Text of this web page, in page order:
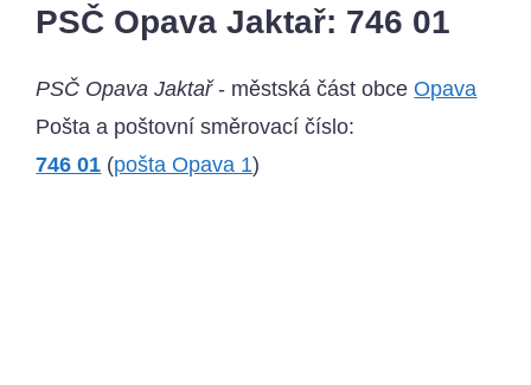
PSČ Opava Jaktař: 746 01
PSČ Opava Jaktař- městská část obceOpava
Pošta a poštovní směrovací číslo:
746 01 (pošta Opava 1)